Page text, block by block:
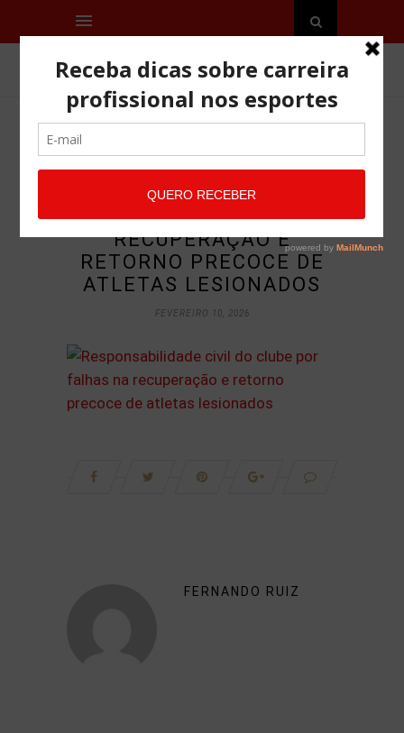
RESPONSABILIDADE
CIVIL DO CLUBE POR
FALHAS NA
RECUPERAÇÃO E
RETORNO PRECOCE DE
ATLETAS LESIONADOS
FEVEREIRO 10, 2026
FERNANDO RUIZ